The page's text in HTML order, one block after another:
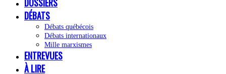
DÉBATS
Débats québécois
Débats internationaux
Mille marxismes
ENTREVUES
À LIRE